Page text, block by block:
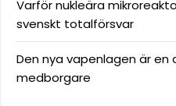
Varför nukleära
svenskt totalförsvar
Den nya vapenlagen är
medborgare